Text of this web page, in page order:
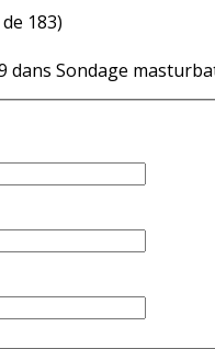
183)
dans Sondage